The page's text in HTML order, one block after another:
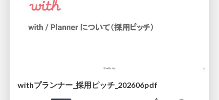
withプランナー_採用ピッチ_202606pdf